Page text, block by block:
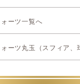
ーツ一覧へ
ーツ丸玉（スフィア、